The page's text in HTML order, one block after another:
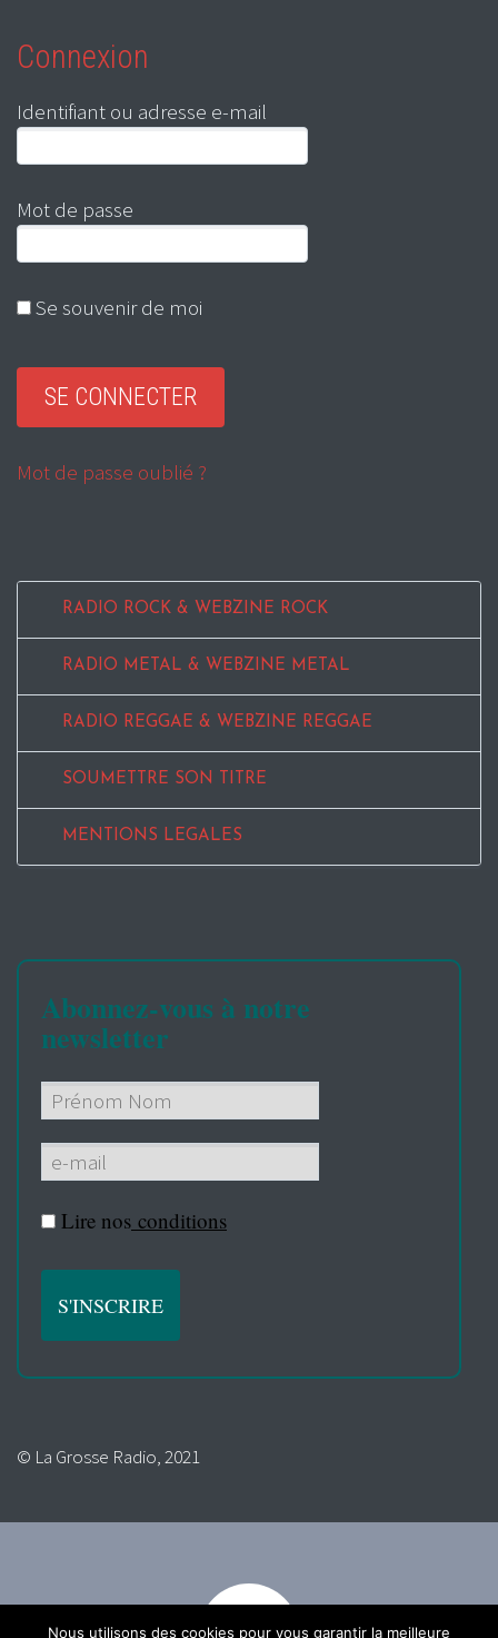
Connexion
Identifiant ou adresse e-mail
Mot de passe
Se souvenir de moi
Mot de passe oublié ?
RADIO ROCK & WEBZINE ROCK
RADIO METAL & WEBZINE METAL
RADIO REGGAE & WEBZINE REGGAE
SOUMETTRE SON TITRE
MENTIONS LEGALES
Abonnez-vous à notre
newsletter
Lire nos conditions
© La Grosse Radio, 2021
Nous utilisons des cookies pour vous garantir la meilleure